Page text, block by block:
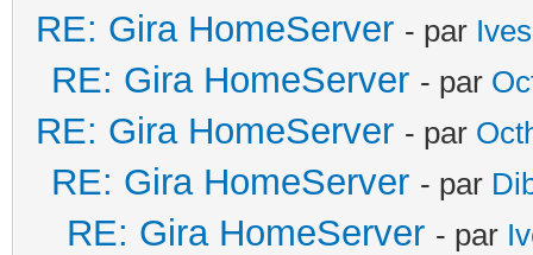
RE: Gira HomeServer - par Ives
RE: Gira HomeServer - par
RE: Gira HomeServer - par
RE: Gira HomeServer - par
RE: Gira HomeServer - par